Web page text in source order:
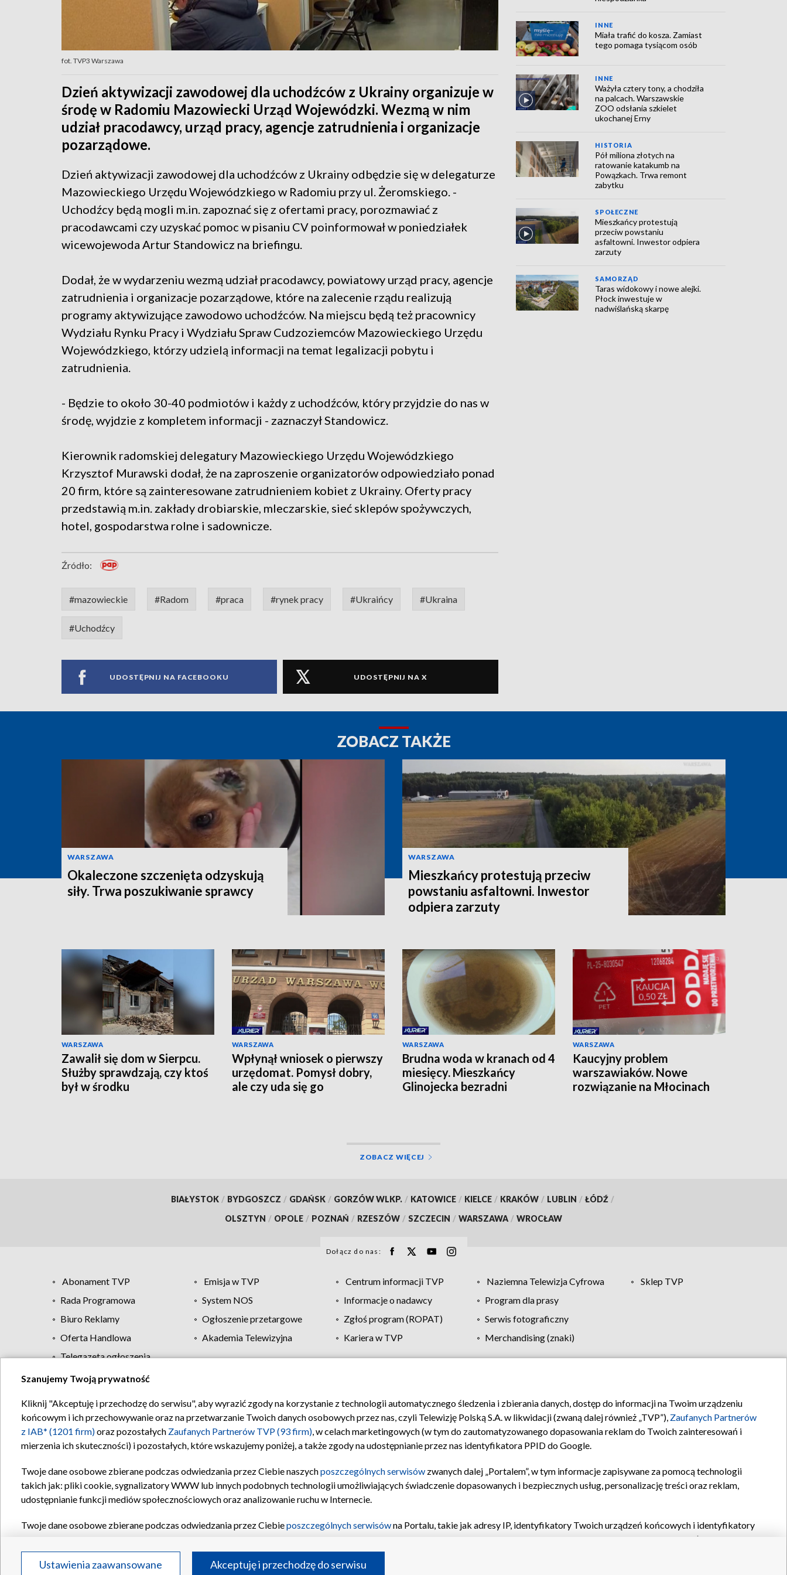
fot. TVP3 Warszawa
Dzień aktywizacji zawodowej dla uchodźców z Ukrainy organizuje w
środę w Radomiu Mazowiecki Urząd Wojewódzki. Wezmą w nim
udział pracodawcy, urząd pracy, agencje zatrudnienia i organizacje
pozarządowe.
Dzień aktywizacji zawodowej dla uchodźców z Ukrainy odbędzie się w delegaturze
Mazowieckiego Urzędu Wojewódzkiego w Radomiu przy ul. Żeromskiego. -
Uchodźcy będą mogli m.in. zapoznać się z ofertami pracy, porozmawiać z
pracodawcami czy uzyskać pomoc w pisaniu CV poinformował w poniedziałek
wicewojewoda Artur Standowicz na briefingu.
Dodał, że w wydarzeniu wezmą udział pracodawcy, powiatowy urząd pracy, agencje
zatrudnienia i organizacje pozarządowe, które na zalecenie rządu realizują
programy aktywizujące zawodowo uchodźców. Na miejscu będą też pracownicy
Wydziału Rynku Pracy i Wydziału Spraw Cudzoziemców Mazowieckiego Urzędu
Wojewódzkiego, którzy udzielą informacji na temat legalizacji pobytu i
zatrudnienia.
- Będzie to około 30-40 podmiotów i każdy z uchodźców, który przyjdzie do nas w
środę, wyjdzie z kompletem informacji - zaznaczył Standowicz.
Kierownik radomskiej delegatury Mazowieckiego Urzędu Wojewódzkiego
Krzysztof Murawski dodał, że na zaproszenie organizatorów odpowiedziało ponad
20 firm, które są zainteresowane zatrudnieniem kobiet z Ukrainy. Oferty pracy
przedstawią m.in. zakłady drobiarskie, mleczarskie, sieć sklepów spożywczych,
hotel, gospodarstwa rolne i sadownicze.
Źródło:
#mazowieckie #Radom #praca #rynek pracy #Ukraińcy #Ukraina
#Uchodźcy
UDOSTĘPNIJ NA FACEBOOKU UDOSTĘPNIJ NA X
INNE
Miała trafić do kosza. Zamiast
tego pomaga tysiącom osób
INNE
Ważyła cztery tony, a chodziła
na palcach. Warszawskie
ZOO odsłania szkielet
ukochanej Erny
HISTORIA
Pół miliona złotych na
ratowanie katakumb na
Powązkach. Trwa remont
zabytku
SPOŁECZNE
Mieszkańcy protestują
przeciw powstaniu
asfaltowni. Inwestor odpiera
zarzuty
SAMORZĄD
Taras widokowy i nowe alejki.
Płock inwestuje w
nadwiślańską skarpę
ZOBACZ TAKŻE
WARSZAWA
Okaleczone szczenięta odzyskują
siły. Trwa poszukiwanie sprawcy
WARSZAWA
Mieszkańcy protestują przeciw
powstaniu asfaltowni. Inwestor
odpiera zarzuty
WARSZAWA
Zawalił się dom w Sierpcu.
Służby sprawdzają, czy ktoś
był w środku
WARSZAWA
Wpłynął wniosek o pierwszy
urzędomat. Pomysł dobry,
ale czy uda się go
WARSZAWA
Brudna woda w kranach od 4
miesięcy. Mieszkańcy
Glinojecka bezradni
WARSZAWA
Kaucyjny problem
warszawiaków. Nowe
rozwiązanie na Młocinach
ZOBACZ WIĘCEJ
BIAŁYSTOK / BYDGOSZCZ / GDAŃSK / GORZÓW WLKP. / KATOWICE / KIELCE / KRAKÓW / LUBLIN / ŁÓDŹ /
OLSZTYN / OPOLE / POZNAŃ / RZESZÓW / SZCZECIN / WARSZAWA / WROCŁAW
Dołącz do nas:
Abonament TVP Emisja w TVP Centrum informacji TVP Naziemna Telewizja Cyfrowa
Sklep TVP
Rada Programowa
System NOS Informacje o nadawcy
Program dla prasy
Biuro Reklamy
Ogłoszenie przetargowe Zgłoś program (ROPAT)
Serwis fotograficzny
Oferta Handlowa
Akademia Telewizyjna Kariera w TVP
Merchandising (znaki)
Telegazeta ogłoszenia
Regulamin TVP Polityka prywatności Moje zgody Pomoc Biuro reklamy Kontakt
Szanujemy Twoją prywatność
Kliknij "Akceptuję i przechodzę do serwisu", aby wyrazić zgody na korzystanie z technologii automatycznego śledzenia i zbierania danych, dostęp do informacji na Twoim urządzeniu
końcowym i ich przechowywanie oraz na przetwarzanie Twoich danych osobowych przez nas, czyli Telewizję Polską S.A. w likwidacji (zwaną dalej również „TVP”), Zaufanych Partnerów
z IAB* (1201 firm)oraz pozostałych Zaufanych Partnerów TVP (93 firm), w celach marketingowych (w tym do zautomatyzowanego dopasowania reklam do Twoich zainteresowań i
mierzenia ich skuteczności) i pozostałych, które wskazujemy poniżej, a także zgody na udostępnianie przez nas identyfikatora PPID do Google.
Twoje dane osobowe zbierane podczas odwiedzania przez Ciebie naszychposzczególnych serwisów zwanych dalej „Portalem”, w tym informacje zapisywane za pomocą technologii
takich jak: pliki cookie, sygnalizatory WWW lub innych podobnych technologii umożliwiających świadczenie dopasowanych i bezpiecznych usług, personalizację treści oraz reklam,
udostępnianie funkcji mediów społecznościowych oraz analizowanie ruchu w Internecie.
Twoje dane osobowe zbierane podczas odwiedzania przez Ciebieposzczególnych serwisówna Portalu, takie jak adresy IP, identyfikatory Twoich urządzeń końcowych i identyfikatory
oraz pozostałych
Partnerów TVPdla realizacji następujących celów i funkcji: przechowywania informacji na urządzeniu lub dostęp do nich, wyboru podstawowych reklam, wyboru spersonalizowanych
reklam, tworzenia profilu spersonalizowanych reklam, tworzenia profilu spersonalizowanych treści, wyboru spersonalizowanych treści, pomiaru wydajności reklam, pomiaru wydajności
Ustawienia zaawansowane Akceptuję i przechodzę do serwisu